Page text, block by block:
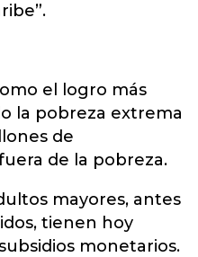
el logro más
la pobreza extrema
de
de la pobreza.
mayores, antes
tienen hoy
monetarios.